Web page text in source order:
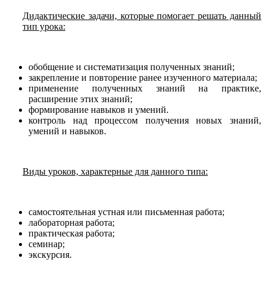
Дидактические задачи, которые помогает решать данный
тип урока:
обобщение и систематизация полученных знаний;
закрепление и повторение ранее изученного материала;
применение полученных знаний на практике,
расширение этих знаний;
формирование навыков и умений.
контроль над процессом получения новых знаний,
умений и навыков.
Виды уроков, характерные для данного типа:
самостоятельная устная или письменная работа;
лабораторная работа;
практическая работа;
семинар;
экскурсия.